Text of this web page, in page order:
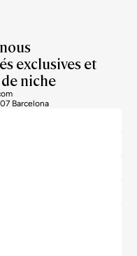
exclusives et
niche
Barcelona